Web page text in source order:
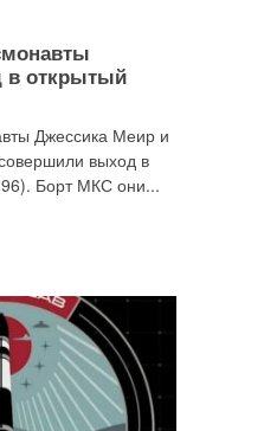
в открытый
Джессика Меир и
выход в
Борт МКС они...